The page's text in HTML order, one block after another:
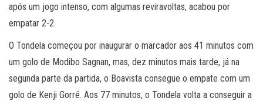
após um jogo intenso, com algumas reviravoltas, acabou por
empatar 2-2.
O Tondela começou por inaugurar o marcador aos 41 minutos com
um golo de Modibo Sagnan, mas, dez minutos mais tarde, já na
segunda parte da partida, o Boavista consegue o empate com um
golo de Kenji Gorré. Aos 77 minutos, o Tondela volta a conseguir a